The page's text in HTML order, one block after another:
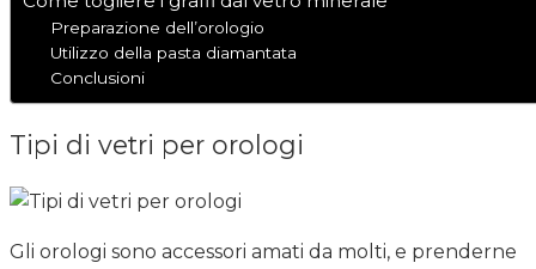
Preparazione dell’orologio
Utilizzo della pasta diamantata
Conclusioni
Tipi di vetri per orologi
Gli orologi sono accessori amati da molti, e prenderne